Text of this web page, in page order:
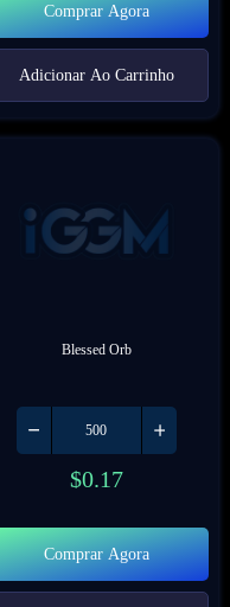
Comprar Agora
Adicionar Ao Carrinho
Blessed Orb
$0.17
Comprar Agora